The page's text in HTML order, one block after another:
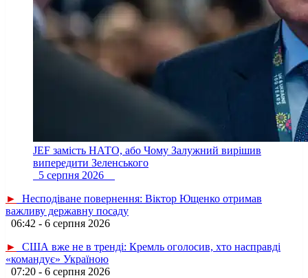
JEF замість НАТО, або Чому Залужний вирішив
випередити Зеленського
5 серпня 2026
►
Несподіване повернення: Віктор Ющенко отримав
важливу державну посаду
06:42 - 6 серпня 2026
►
США вже не в тренді: Кремль оголосив, хто насправді
«командує» Україною
07:20 - 6 серпня 2026